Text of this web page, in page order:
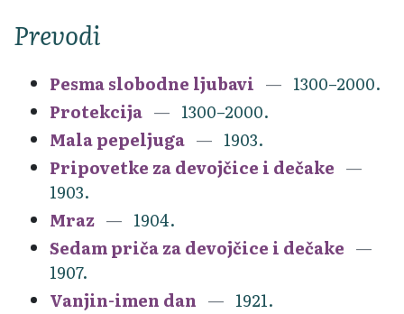
Prevodi
Pesma slobodne ljubavi
1300–2000.
Protekcija
1300–2000.
Mala pepeljuga
1903.
Pripovetke za devojčice i dečake
1903.
Mraz
1904.
Sedam priča za devojčice i dečake
1907.
Vanjin-imen dan
1921.